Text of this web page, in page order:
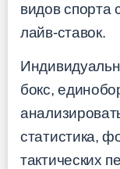
видов спорта
лайв-ставок.
бокс,
статистика,
тактических